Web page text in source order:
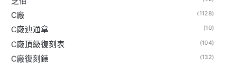
C廠 (1128)
C廠迪通拿 (10)
C廠頂級復刻表 (104)
C廠復刻錶 (132)